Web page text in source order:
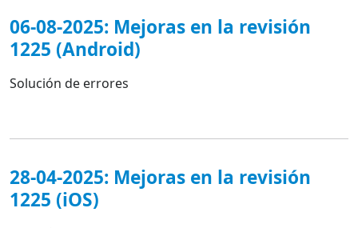
06-08-2025: Mejoras en la revisión
1225 (Android)
Solución de errores
28-04-2025: Mejoras en la revisión
1225 (iOS)